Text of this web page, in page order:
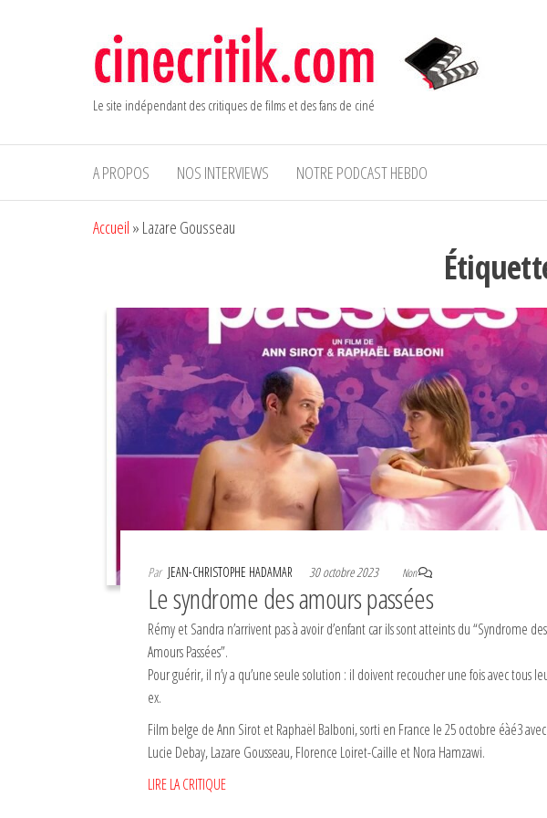
Le site indépendant des critiques de films et des fans de ciné
A PROPOS NOS INTERVIEWS NOTRE PODCAST HEBDO
Accueil » Lazare Gousseau
Par JEAN-CHRISTOPHE HADAMAR 30 octobre 2023 Non
Le syndrome des amours passées
Rémy et Sandra n’arrivent pas à avoir d’enfant car ils sont atteints du “Syndrome des
Amours Passées”.
Pour guérir, il n’y a qu’une seule solution : il doivent recoucher une fois avec tous
ex.
Film belge de Ann Sirot et Raphaël Balboni, sorti en France le 25 octobre éàé3 avec
Lucie Debay, Lazare Gousseau, Florence Loiret-Caille et Nora Hamzawi.
LIRE LA CRITIQUE